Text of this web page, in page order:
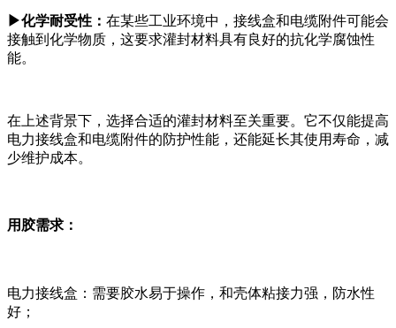
▶化学耐受性： 在某些工业环境中，接线盒和电缆附件可能会
接触到化学物质，这要求灌封材料具有良好的抗化学腐蚀性
能。
在上述背景下，选择合适的灌封材料至关重要。它不仅能提高
电力接线盒和电缆附件的防护性能，还能延长其使用寿命，减
少维护成本。
用胶需求：
电力接线盒：需要胶水易于操作，和壳体粘接力强，防水性
好；